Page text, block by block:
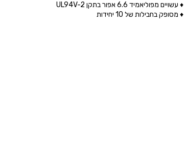
♦ עשויים מפוליאמיד 6.6 אפור בתקן UL94V-2
♦ מסופק בחבילות של 10 יחידות